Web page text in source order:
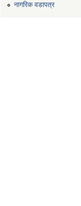
नागरिक वडापत्र